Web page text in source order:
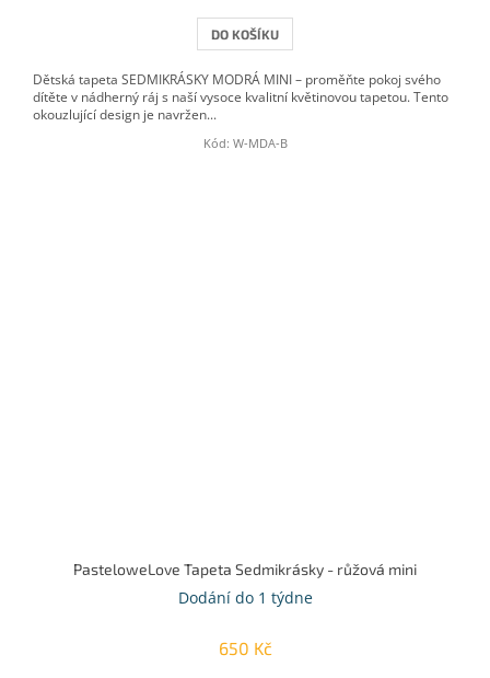
DO KOŠÍKU
Dětská tapeta SEDMIKRÁSKY MODRÁ MINI – proměňte pokoj svého
dítěte v nádherný ráj s naší vysoce kvalitní květinovou tapetou. Tento
okouzlující design je navržen...
Kód: W-MDA-B
PasteloweLove Tapeta Sedmikrásky - růžová mini
Dodání do 1 týdne
650 Kč